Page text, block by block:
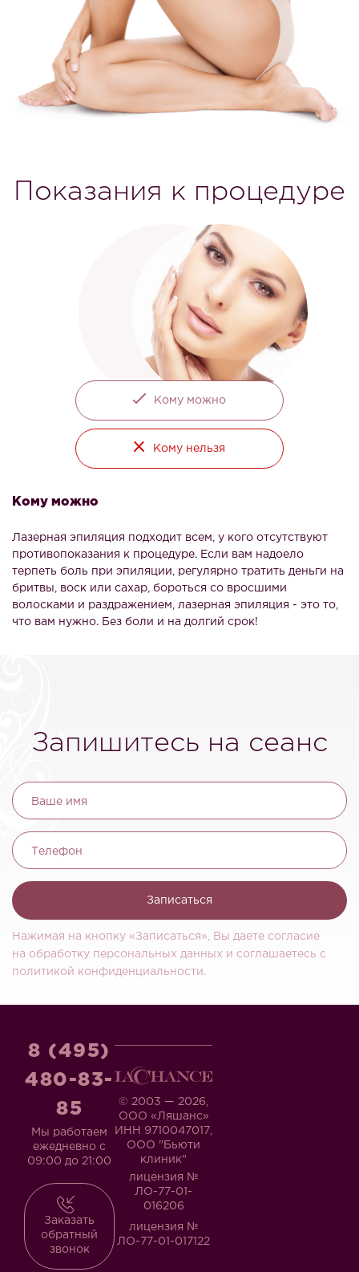
Показания к процедуре
Кому можно
Кому нельзя
Кому можно
Лазерная эпиляция подходит всем, у кого отсутствуют
противопоказания к процедуре. Если вам надоело
терпеть боль при эпиляции, регулярно тратить деньги на
бритвы, воск или сахар, бороться со вросшими
волосками и раздражением, лазерная эпиляция - это то,
что вам нужно. Без боли и на долгий срок!
Запишитесь на сеанс
Ваше имя
Телефон
Записаться
Нажимая на кнопку «Записаться», Вы даете согласие
на обработку персональных данных и соглашаетесь c
политикой конфиденциальности.
© 2003 — 2026,
ООО «Ляшанс»
ИНН 9710047017,
ООО "Бьюти
клиник"
лицензия №
ЛО-77-01-
016206
лицензия №
ЛО-77-01-017122
8 (495)
480-83-
85
Мы работаем
ежедневно с
09:00 до 21:00
Заказать
обратный
звонок